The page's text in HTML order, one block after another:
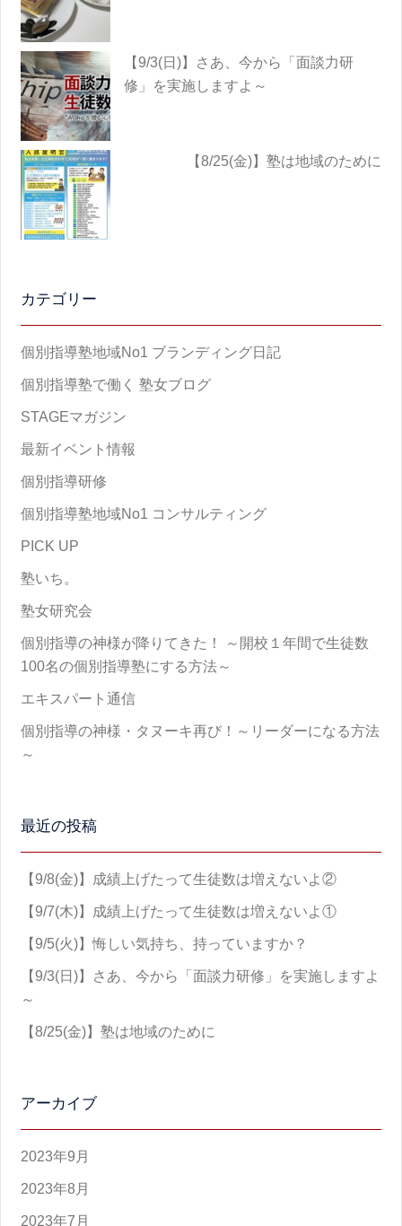
【9/3(日)】さあ、今から「面談力研
修」を実施しますよ～
【8/25(金)】塾は地域のために
カテゴリー
個別指導塾地域No1 ブランディング日記
個別指導塾で働く 塾女ブログ
STAGEマガジン
最新イベント情報
個別指導研修
個別指導塾地域No1 コンサルティング
PICK UP
塾いち。
塾女研究会
個別指導の神様が降りてきた！ ～開校１年間で生徒数
100名の個別指導塾にする方法～
エキスパート通信
個別指導の神様・タヌーキ再び！～リーダーになる方法
～
最近の投稿
【9/8(金)】成績上げたって生徒数は増えないよ②
【9/7(木)】成績上げたって生徒数は増えないよ①
【9/5(火)】悔しい気持ち、持っていますか？
【9/3(日)】さあ、今から「面談力研修」を実施しますよ
～
【8/25(金)】塾は地域のために
アーカイブ
2023年9月
2023年8月
2023年7月